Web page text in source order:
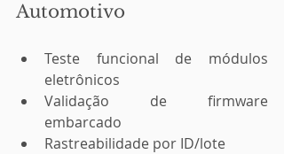
Automotivo
Teste funcional de módulos
eletrônicos
Validação de firmware
embarcado
Rastreabilidade por ID/lote